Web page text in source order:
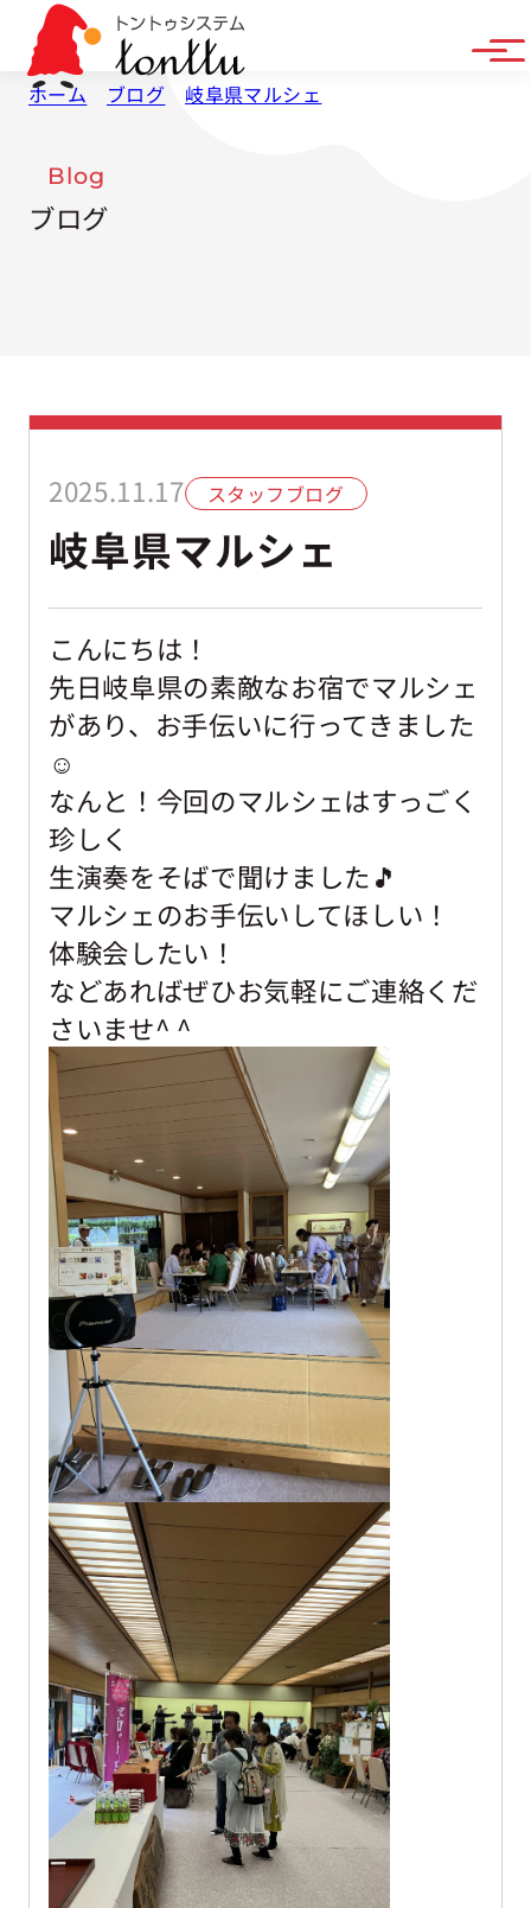
ホーム ブログ 岐阜県マルシェ
Blog
ブログ
2025.11.17 スタッフブログ
岐阜県マルシェ
こんにちは！
先日岐阜県の素敵なお宿でマルシェ
があり、お手伝いに行ってきました
☺
なんと！今回のマルシェはすっごく
珍しく
生演奏をそばで聞けました🎵
マルシェのお手伝いしてほしい！
体験会したい！
などあればぜひお気軽にご連絡くだ
さいませ^ ^